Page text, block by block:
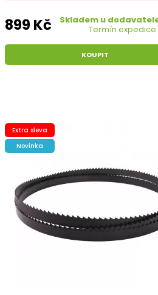
899 Kč
Skladem u dodavatele
Termín expedice
KOUPIT
Extra sleva
Novinka